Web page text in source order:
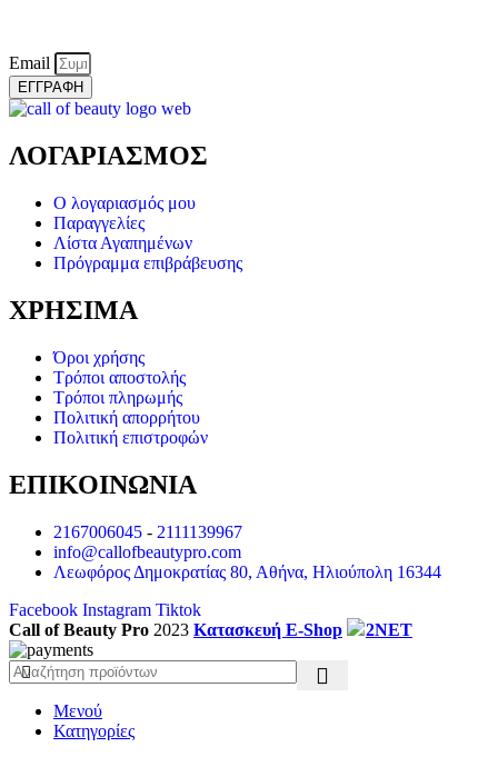
Email
ΕΓΓΡΑΦΗ
ΛΟΓΑΡΙΑΣΜΟΣ
Ο λογαριασμός μου
Παραγγελίες
Λίστα Αγαπημένων
Πρόγραμμα επιβράβευσης
ΧΡΗΣΙΜΑ
Όροι χρήσης
Τρόποι αποστολής
Τρόποι πληρωμής
Πολιτική απορρήτου
Πολιτική επιστροφών
ΕΠΙΚΟΙΝΩΝΙΑ
2167006045 - 2111139967
info@callofbeautypro.com
Λεωφόρος Δημοκρατίας 80, Αθήνα, Ηλιούπολη 16344
Facebook Instagram Tiktok
Call of Beauty Pro 2023 Κατασκευή E-Shop 2NET
Μενού
Κατηγορίες